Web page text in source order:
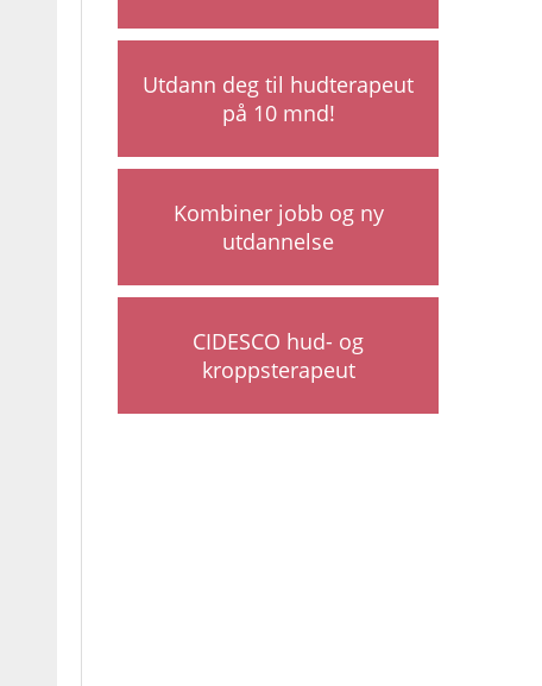
Utdann deg til hudterapeut
på 10 mnd!
Kombiner jobb og ny
utdannelse
CIDESCO hud- og
kroppsterapeut